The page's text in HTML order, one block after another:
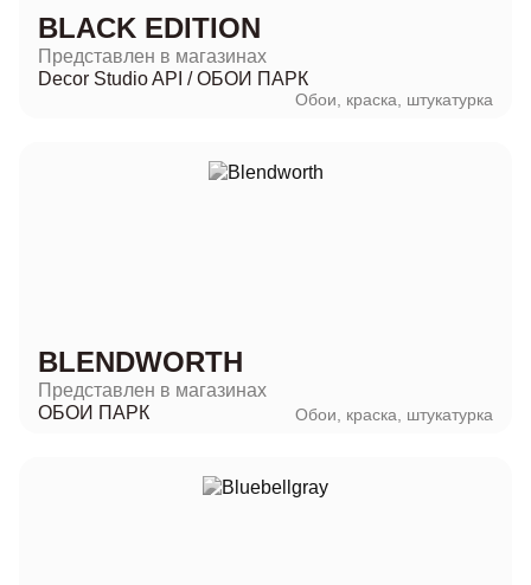
BLACK EDITION
Представлен в магазинах
Decor Studio API /ОБОИ ПАРК
Обои, краска, штукатурка
BLENDWORTH
Представлен в магазинах
ОБОИ ПАРК
Обои, краска, штукатурка